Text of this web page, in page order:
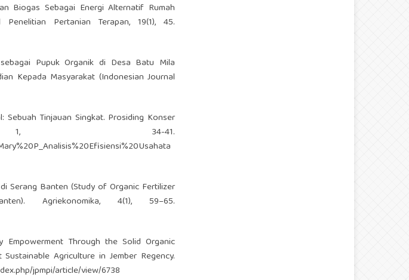
Biogas Sebagai Energi Alternatif Rumah
Pertanian Terapan, 19(1), 45.
Pupuk Organik di Desa Batu Mila
Kepada Masyarakat (Indonesian Journal
Sebuah Tinjauan Singkat. Prosiding Konser
34-41.
Serang Banten (Study of Organic Fertilizer
Agriekonomika, 4(1), 59–65.
Empowerment Through the Solid Organic
Agriculture in Jember Regency.
jpmpi/article/view/6738